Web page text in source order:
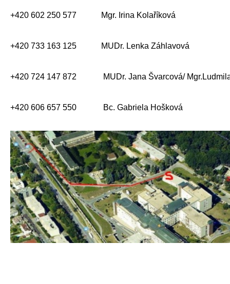
+420 602 250 577 Mgr. Irina Kolaříková
+420 733 163 125 MUDr. Lenka Záhlavová
+420 724 147 872 MUDr. Jana Švarcová/
+420 606 657 550 Bc. Gabriela Hošková